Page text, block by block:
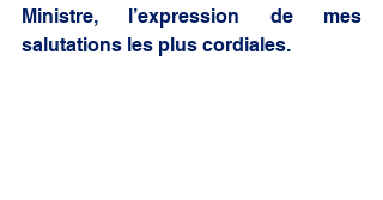
Ministre, l’expression de mes
salutations les plus cordiales.